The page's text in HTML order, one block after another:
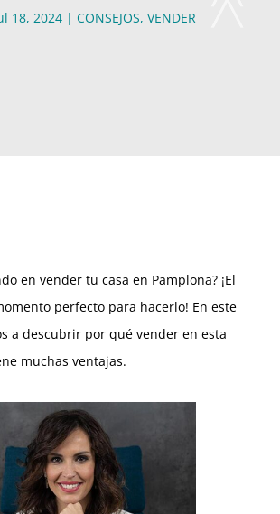
18, 2024| CONSEJOS, VENDER
en vender tu casa en Pamplona? ¡El
perfecto para hacerlo! En este
a descubrir por qué vender en esta
muchas ventajas.